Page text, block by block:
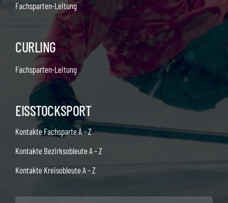
Fachsparten-Leitung
CURLING
Fachsparten-Leitung
EISSTOCKSPORT
Kontakte Fachsparte A – Z
Kontakte Bezirksobleute A – Z
Kontakte Kreisobleute A – Z